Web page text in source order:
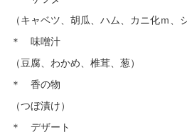
（キャベツ、胡瓜、ハム、カニ化ｍ、
＊ 味噌汁
（豆腐、わかめ、椎茸、葱）
＊ 香の物
（つぼ漬け）
＊ デザート